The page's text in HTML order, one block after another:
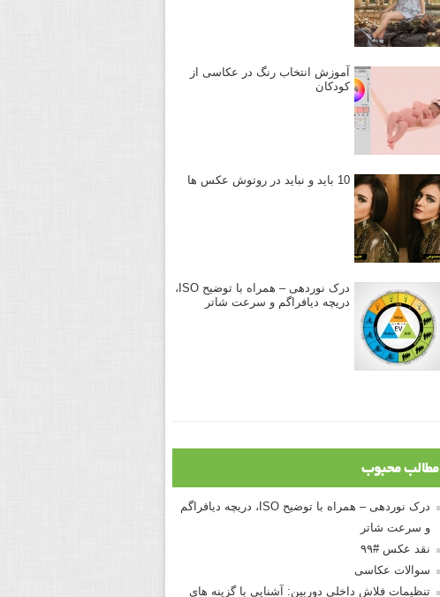
آموزش انتخاب رنگ در عکاسی از
کودکان
10 باید و نباید در روتوش عکس ها
درک نوردهی – همراه با توضیح ISO،
دریچه دیافراگم و سرعت شاتر
مطالب محبوب
درک نوردهی – همراه با توضیح ISO، دریچه دیافراگم
و سرعت شاتر
نقد عکس #۹۹
سوالات عکاسی
تنظیمات فلاش داخلی دوربین: آشنایی با گزینه های